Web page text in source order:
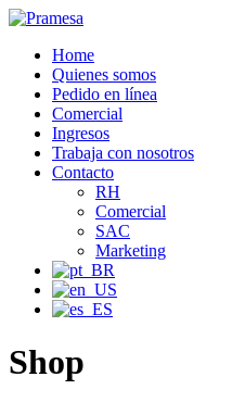
Home
Quienes somos
Pedido en línea
Comercial
Ingresos
Trabaja con nosotros
Contacto
RH
Comercial
SAC
Marketing
Shop